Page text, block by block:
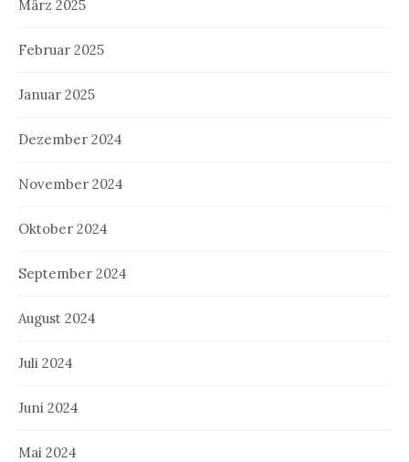
März 2025
Februar 2025
Januar 2025
Dezember 2024
November 2024
Oktober 2024
September 2024
August 2024
Juli 2024
Juni 2024
Mai 2024